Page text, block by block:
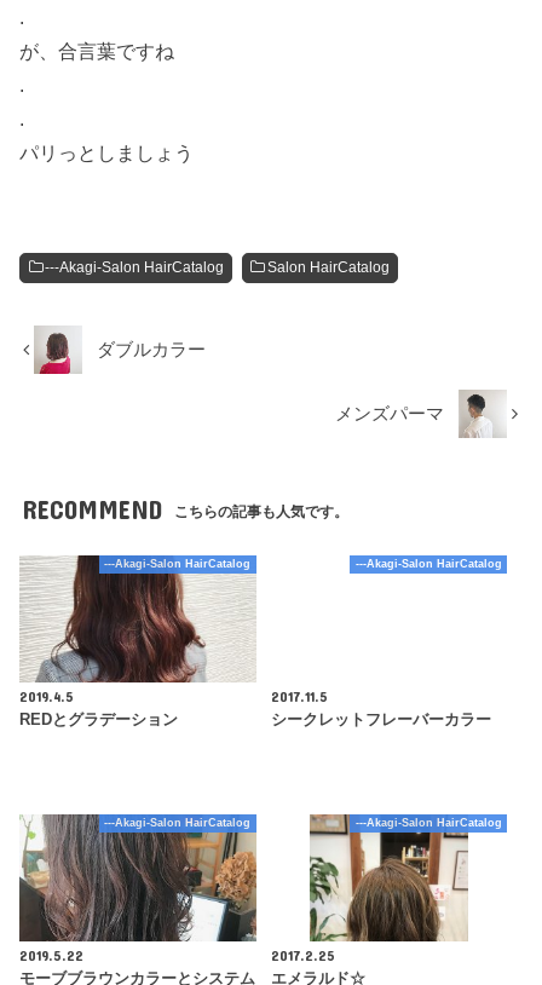
.
が、合言葉ですね
.
.
パリっとしましょう
---Akagi-Salon HairCatalog Salon HairCatalog
ダブルカラー
メンズパーマ
RECOMMEND こちらの記事も人気です。
---Akagi-Salon HairCatalog
2019.4.5
REDとグラデーション
---Akagi-Salon HairCatalog
2017.11.5
シークレットフレーバーカラー
---Akagi-Salon HairCatalog
2019.5.22
モーブブラウンカラーとシステム
---Akagi-Salon HairCatalog
2017.2.25
エメラルド☆